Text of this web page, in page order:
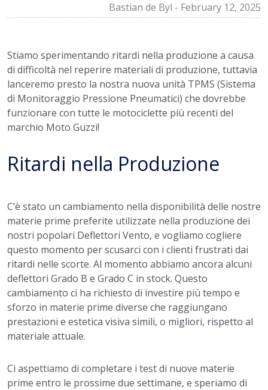
Bastian de Byl - February 12, 2025
Stiamo sperimentando ritardi nella produzione a causa
di difficoltà nel reperire materiali di produzione, tuttavia
lanceremo presto la nostra nuova unità TPMS (Sistema
di Monitoraggio Pressione Pneumatici) che dovrebbe
funzionare con tutte le motociclette più recenti del
marchio Moto Guzzi!
Ritardi nella Produzione
C’è stato un cambiamento nella disponibilità delle nostre
materie prime preferite utilizzate nella produzione dei
nostri popolari Deflettori Vento, e vogliamo cogliere
questo momento per scusarci con i clienti frustrati dai
ritardi nelle scorte. Al momento abbiamo ancora alcuni
deflettori Grado B e Grado C in stock. Questo
cambiamento ci ha richiesto di investire più tempo e
sforzo in materie prime diverse che raggiungano
prestazioni e estetica visiva simili, o migliori, rispetto al
materiale attuale.
Ci aspettiamo di completare i test di nuove materie
prime entro le prossime due settimane, e speriamo di